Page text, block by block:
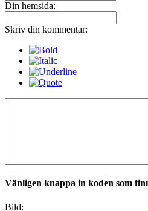
Din hemsida:
Skriv din kommentar:
Vänligen knappa in koden som
Bild: